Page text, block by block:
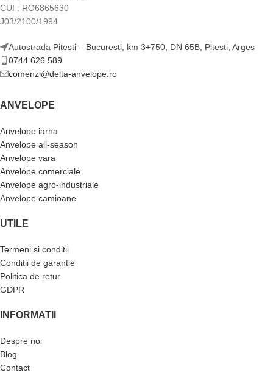
CUI : RO6865630
J03/2100/1994
Autostrada Pitesti – Bucuresti, km 3+750, DN 65B, Pitesti, Arges
0744 626 589
comenzi@delta-anvelope.ro
ANVELOPE
Anvelope iarna
Anvelope all-season
Anvelope vara
Anvelope comerciale
Anvelope agro-industriale
Anvelope camioane
UTILE
Termeni si conditii
Conditii de garantie
Politica de retur
GDPR
INFORMATII
Despre noi
Blog
Contact